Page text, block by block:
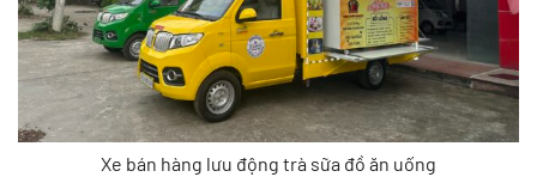
Xe bán hàng lưu động trà sữa đồ ăn uống